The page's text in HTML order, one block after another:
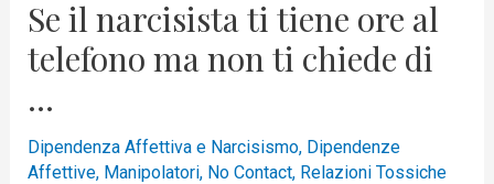
Se il narcisista ti tiene ore al
telefono ma non ti chiede di
…
Dipendenza Affettiva e Narcisismo, Dipendenze
Affettive, Manipolatori, No Contact, Relazioni Tossiche
chiede
di